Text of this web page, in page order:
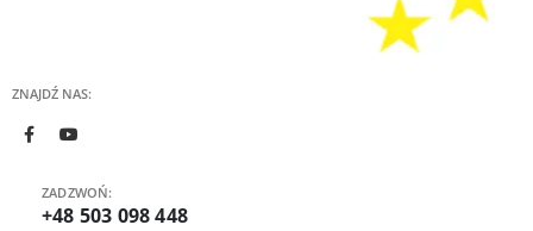
ZNAJDŹ NAS:
ZADZWOŃ:
+48 503 098 448